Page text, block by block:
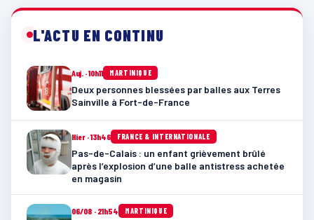
L'ACTU EN CONTINU
Auj. · 10h11 MARTINIQUE
Deux personnes blessées par balles aux Terres
Sainville à Fort-de-France
Hier · 13h46 FRANCE & INTERNATIONALE
Pas-de-Calais : un enfant grièvement brûlé
après l’explosion d’une balle antistress achetée
en magasin
06/08 · 21h54 MARTINIQUE